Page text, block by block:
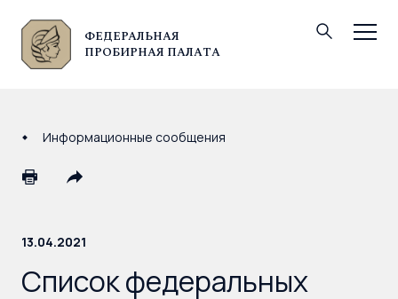
ФЕДЕРАЛЬНАЯ
ПРОБИРНАЯ ПАЛАТА
© Федеральная пробирная палата, 2026
Информационные сообщения
13.04.2021
Список федеральных